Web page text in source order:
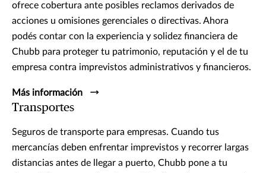
ofrece cobertura ante posibles reclamos derivados de
acciones u omisiones gerenciales o directivas. Ahora
podés contar con la experiencia y solidez financiera de
Chubb para proteger tu patrimonio, reputación y el de tu
empresa contra imprevistos administrativos y financieros.
Más información
Transportes
Seguros de transporte para empresas. Cuando tus
mercancías deben enfrentar imprevistos y recorrer largas
distancias antes de llegar a puerto, Chubb pone a tu